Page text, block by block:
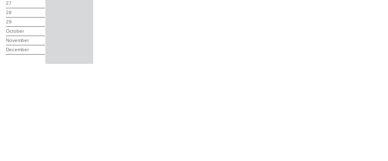
27
28
29
October
November
December